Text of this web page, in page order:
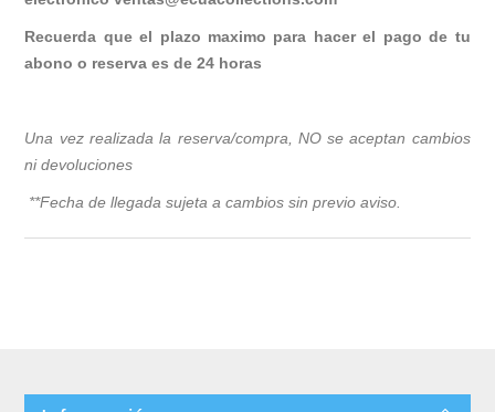
Recuerda que el plazo maximo para hacer el pago de tu
abono o reserva es de 24 horas
Una vez realizada la reserva/compra, NO se aceptan cambios
ni devoluciones
**Fecha de llegada sujeta a cambios sin previo aviso.